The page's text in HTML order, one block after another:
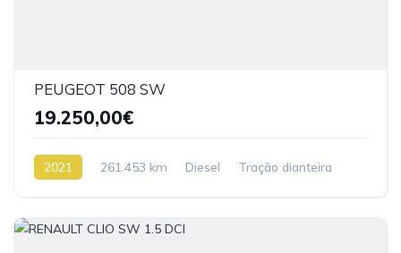
PEUGEOT 508 SW
19.250,00€
2021 261.453 km Diesel Tração dianteira